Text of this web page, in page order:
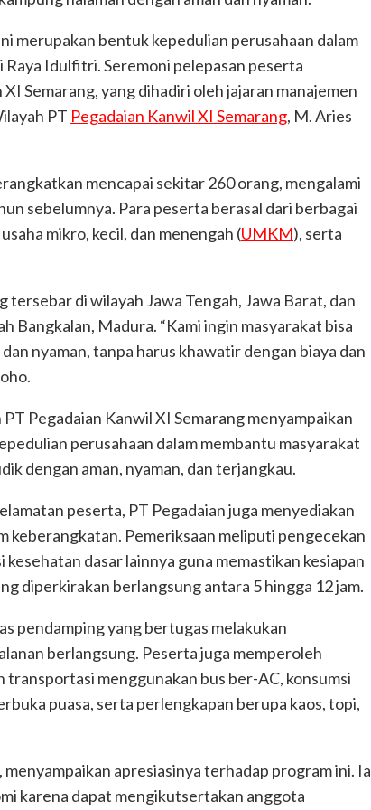
merupakan bentuk kepedulian perusahaan dalam
Idulfitri. Seremoni pelepasan peserta
Semarang, yang dihadiri oleh jajaran manajemen
PT Pegadaian Kanwil XI Semarang, M. Aries
mencapai sekitar 260 orang, mengalami
sebelumnya. Para peserta berasal dari berbagai
mikro, kecil, dan menengah (UMKM), serta
tersebar di wilayah Jawa Tengah, Jawa Barat, dan
Bangkalan, Madura. “Kami ingin masyarakat bisa
nyaman, tanpa harus khawatir dengan biaya dan
Pegadaian Kanwil XI Semarang menyampaikan
perusahaan dalam membantu masyarakat
dengan aman, nyaman, dan terjangkau.
peserta, PT Pegadaian juga menyediakan
keberangkatan. Pemeriksaan meliputi pengecekan
dasar lainnya guna memastikan kesiapan
diperkirakan berlangsung antara 5 hingga 12 jam.
pendamping yang bertugas melakukan
berlangsung. Peserta juga memperoleh
menggunakan bus ber-AC, konsumsi
puasa, serta perlengkapan berupa kaos, topi,
apresiasinya terhadap program ini. Ia
karena dapat mengikutsertakan anggota